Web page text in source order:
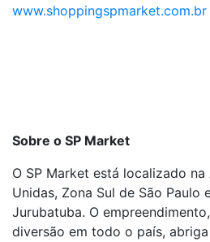
www.shoppingspmarket.com.br
Sobre o SP Market
O SP Market está localizado
Unidas, Zona Sul de São Paulo
Jurubatuba. O
diversão em todo o país,